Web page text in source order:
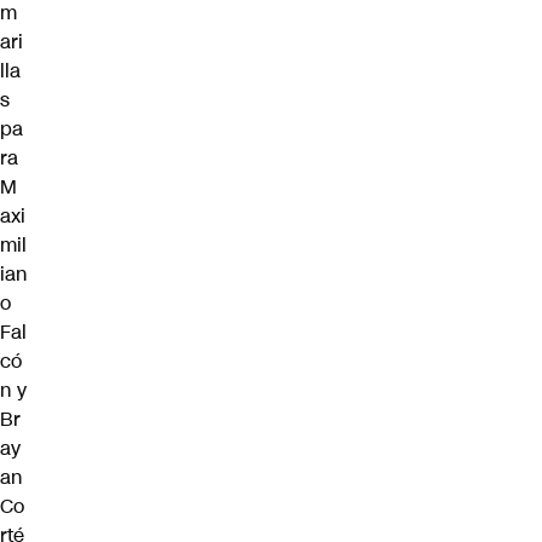
m
ari
lla
s
pa
ra
M
axi
mil
ian
o
Fal
có
n y
Br
ay
an
Co
rté